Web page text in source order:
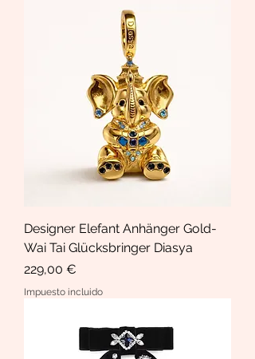
Designer Elefant Anhänger Gold-
Wai Tai Glücksbringer Diasya
Precio
229,00 €
Impuesto incluido